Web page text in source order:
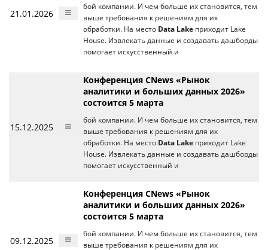
21.01.2026
бой компании. И чем больше их становится, тем
выше требования к решениям для их
обработки. На место Data Lake приходит Lake
House. Извлекать данные и создавать дашборды
помогает искусственный и
15.12.2025
Конференция CNews «Рынок
аналитики и больших данных 2026»
состоится 5 марта
бой компании. И чем больше их становится, тем
выше требования к решениям для их
обработки. На место Data Lake приходит Lake
House. Извлекать данные и создавать дашборды
помогает искусственный и
09.12.2025
Конференция CNews «Рынок
аналитики и больших данных 2026»
состоится 5 марта
бой компании. И чем больше их становится, тем
выше требования к решениям для их